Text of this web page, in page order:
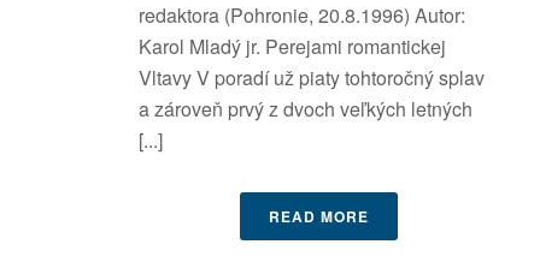
redaktora (Pohronie, 20.8.1996) Autor:
Karol Mladý jr. Perejami romantickej
Vltavy V poradí už piaty tohtoročný splav
a zároveň prvý z dvoch veľkých letných
[...]
READ MORE